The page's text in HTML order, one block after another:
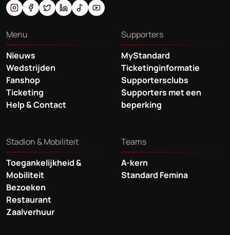
Menu
Nieuws
Wedstrijden
Fanshop
Ticketing
Help & Contact
Supporters
MyStandard
Ticketinginformatie
Supportersclubs
Supporters met een
beperking
Stadion & Mobiliteit
Toegankelijkheid &
Mobiliteit
Bezoeken
Restaurant
Zaalverhuur
Teams
A-kern
Standard Femina